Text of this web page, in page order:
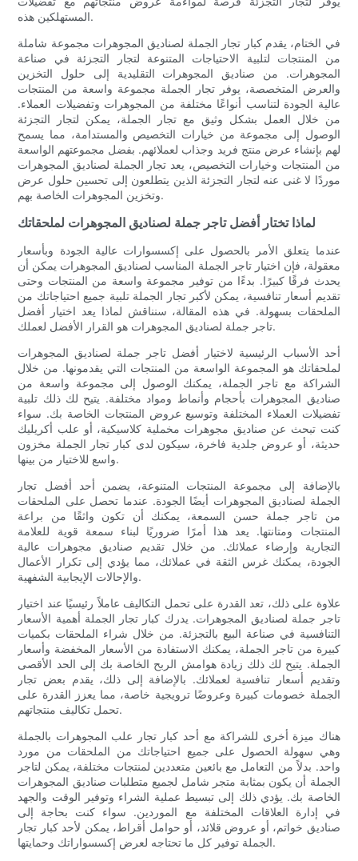
المستهلكين هذه.
في الختام، يقدم كبار تجار الجملة لصناديق المجوهرات مجموعة شاملة
من المنتجات لتلبية الاحتياجات المتنوعة لتجار التجزئة في صناعة
المجوهرات. من صناديق المجوهرات التقليدية إلى حلول التخزين
والعرض المتخصصة، يوفر تجار الجملة مجموعة واسعة من المنتجات
عالية الجودة لتناسب أنواعًا مختلفة من المجوهرات وتفضيلات العملاء.
من خلال العمل بشكل وثيق مع تجار الجملة، يمكن لتجار التجزئة
الوصول إلى مجموعة من خيارات التخصيص والمستدامة، مما يسمح
لهم بإنشاء عرض منتج فريد وجذاب لعملائهم. بفضل مجموعتهم الواسعة
من المنتجات وخيارات التخصيص، يعد تجار الجملة لصناديق المجوهرات
موردًا لا غنى عنه لتجار التجزئة الذين يتطلعون إلى تحسين حلول عرض
وتخزين المجوهرات الخاصة بهم.
لماذا تختار أفضل تاجر جملة لصناديق المجوهرات لملحقاتك
عندما يتعلق الأمر بالحصول على إكسسوارات عالية الجودة وبأسعار
معقولة، فإن اختيار تاجر الجملة المناسب لصناديق المجوهرات يمكن أن
يحدث فرقًا كبيرًا. بدءًا من توفير مجموعة واسعة من المنتجات وحتى
تقديم أسعار تنافسية، يمكن لأكبر تجار الجملة تلبية جميع احتياجاتك من
الملحقات بسهولة. في هذه المقالة، سنناقش لماذا يعد اختيار أفضل
تاجر جملة لصناديق المجوهرات هو القرار الأفضل لعملك.
أحد الأسباب الرئيسية لاختيار أفضل تاجر جملة لصناديق المجوهرات
لملحقاتك هو المجموعة الواسعة من المنتجات التي يقدمونها. من خلال
الشراكة مع تاجر الجملة، يمكنك الوصول إلى مجموعة واسعة من
صناديق المجوهرات بأحجام وأنماط ومواد مختلفة. يتيح لك ذلك تلبية
تفضيلات العملاء المختلفة وتوسيع عروض المنتجات الخاصة بك. سواء
كنت تبحث عن صناديق مجوهرات مخملية كلاسيكية، أو علب أكريليك
حديثة، أو عروض جلدية فاخرة، سيكون لدى كبار تجار الجملة مخزون
واسع للاختيار من بينها.
بالإضافة إلى مجموعة المنتجات المتنوعة، يضمن أحد أفضل تجار
الجملة لصناديق المجوهرات أيضًا الجودة. عندما تحصل على الملحقات
من تاجر جملة حسن السمعة، يمكنك أن تكون واثقًا من براعة
المنتجات ومتانتها. يعد هذا أمرًا ضروريًا لبناء سمعة قوية للعلامة
التجارية وإرضاء عملائك. من خلال تقديم صناديق مجوهرات عالية
الجودة، يمكنك غرس الثقة في عملائك، مما يؤدي إلى تكرار الأعمال
والإحالات الإيجابية الشفهية.
علاوة على ذلك، تعد القدرة على تحمل التكاليف عاملاً رئيسيًا عند اختيار
تاجر جملة لصناديق المجوهرات. يدرك كبار تجار الجملة أهمية الأسعار
التنافسية في صناعة البيع بالتجزئة. من خلال شراء الملحقات بكميات
كبيرة من تاجر الجملة، يمكنك الاستفادة من الأسعار المخفضة وأسعار
الجملة. يتيح لك ذلك زيادة هوامش الربح الخاصة بك إلى الحد الأقصى
وتقديم أسعار تنافسية لعملائك. بالإضافة إلى ذلك، يقدم بعض تجار
الجملة خصومات كبيرة وعروضًا ترويجية خاصة، مما يعزز القدرة على
تحمل تكاليف منتجاتهم.
هناك ميزة أخرى للشراكة مع أحد كبار تجار علب المجوهرات بالجملة
وهي سهولة الحصول على جميع احتياجاتك من الملحقات من مورد
واحد. بدلاً من التعامل مع بائعين متعددين لمنتجات مختلفة، يمكن لتاجر
الجملة أن يكون بمثابة متجر شامل لجميع متطلبات صناديق المجوهرات
الخاصة بك. يؤدي ذلك إلى تبسيط عملية الشراء وتوفير الوقت والجهد
في إدارة العلاقات المختلفة مع الموردين. سواء كنت بحاجة إلى
صناديق خواتم، أو عروض قلائد، أو حوامل أقراط، يمكن لأحد كبار تجار
الجملة توفير كل ما تحتاجه لعرض إكسسواراتك وحمايتها.